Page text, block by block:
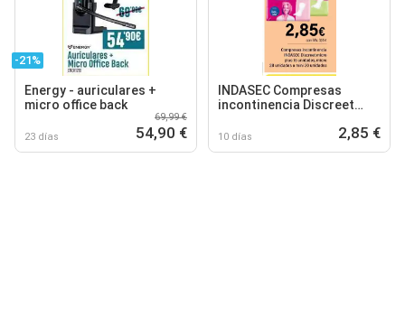
-21%
Energy - auriculares +
micro office back
23 días
69,99 €
54,90 €
INDASEC Compresas
incontinencia Discreet
micro
10 días 2,85 €